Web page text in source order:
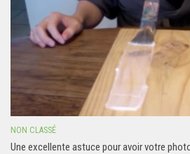
NON CLASSÉ
Une excellente astuce pour avoir votre